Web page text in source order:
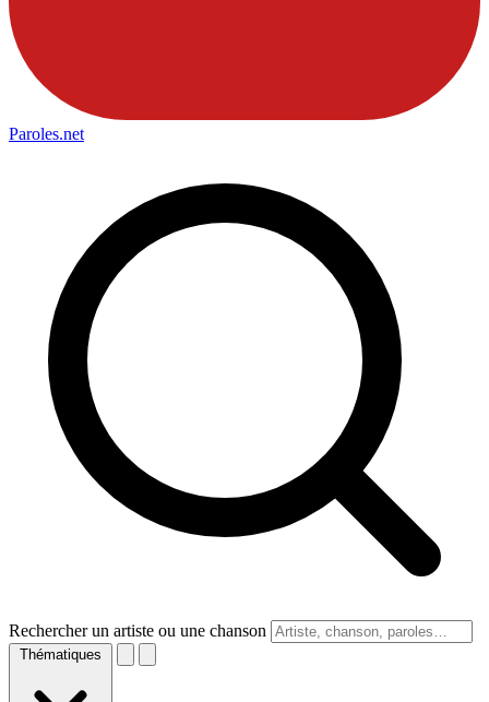
Paroles.net
Rechercher un artiste ou une chanson
Thématiques